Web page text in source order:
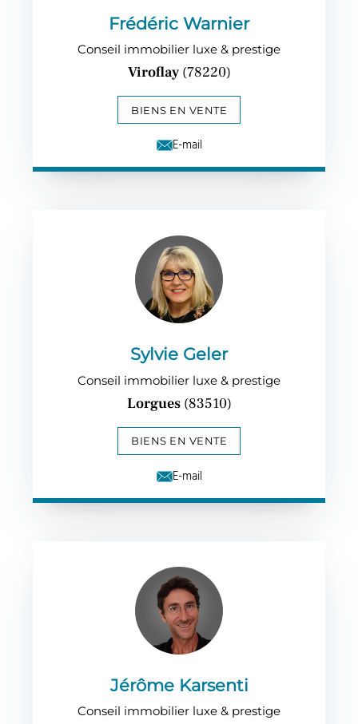
Frédéric Warnier
Conseil immobilier luxe & prestige
Viroflay (78220)
BIENS EN VENTE
E-mail
Sylvie Geler
Conseil immobilier luxe & prestige
Lorgues (83510)
BIENS EN VENTE
E-mail
Jérôme Karsenti
Conseil immobilier luxe & prestige